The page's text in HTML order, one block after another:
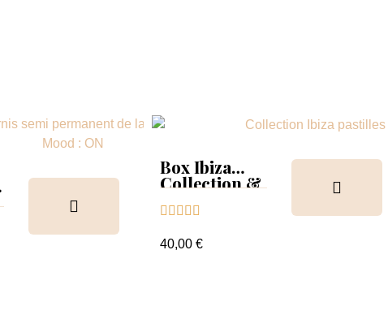
Box Ibiza
Collection &
    
40,00 €